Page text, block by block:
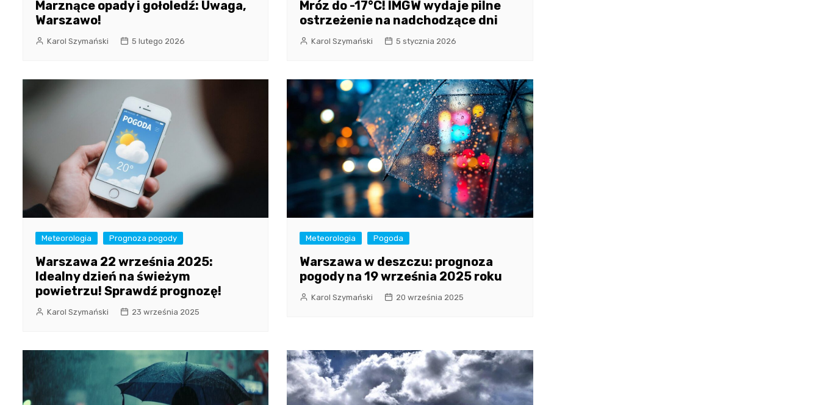
Marznące opady i gołoledź: Uwaga,
Warszawo!
Karol Szymański 5 lutego 2026
Mróz do -17°C! IMGW wydaje pilne
ostrzeżenie na nadchodzące dni
Karol Szymański 5 stycznia 2026
Meteorologia Prognoza pogody
Warszawa 22 września 2025:
Idealny dzień na świeżym
powietrzu! Sprawdź prognozę!
Karol Szymański 23 września 2025
Meteorologia Pogoda
Warszawa w deszczu: prognoza
pogody na 19 września 2025 roku
Karol Szymański 20 września 2025